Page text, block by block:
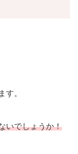
す。
いでしょうか！